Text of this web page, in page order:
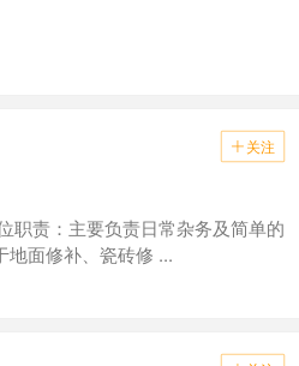
 关注
职责：主要负责日常杂务及简单的
地面修补、瓷砖修 ...